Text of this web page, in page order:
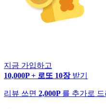
지금 가입하고
10,000P + 로또 10장 받기
리뷰 쓰면 2,000P 를 추가로 드